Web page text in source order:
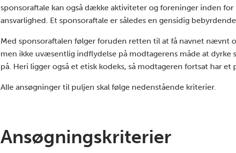
sponsoraftale kan også dække aktiviteter og foreninger inden
ansvarlighed. Et sponsoraftale er således en gensidig
Med sponsoraftalen følger foruden retten til at få navnet nævnt
men ikke uvæsentlig indflydelse på modtagerens måde at dyrke
på. Heri ligger også et etisk kodeks, så modtageren fortsat har
Alle ansøgninger til puljen skal følge nedenstående kriterier.
Ansøgningskriterier